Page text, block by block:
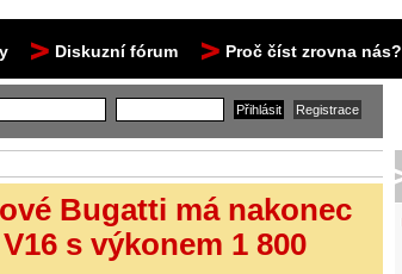
Diskuzní fórum Proč číst zrovna nás?
Bugatti má nakonec
s výkonem 1 800